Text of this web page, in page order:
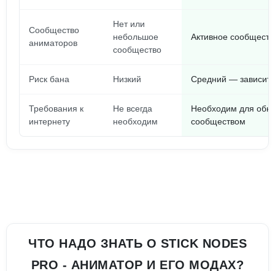
Сообщество
аниматоров
Нет или
небольшое
сообщество
Активное
Риск бана Низкий Средний — зависит
Требования к
интернету
Не всегда
необходим
Необходим для
сообществом
ЧТО НАДО ЗНАТЬ О STICK NODES
PRO - АНИМАТОР И ЕГО МОДАХ?